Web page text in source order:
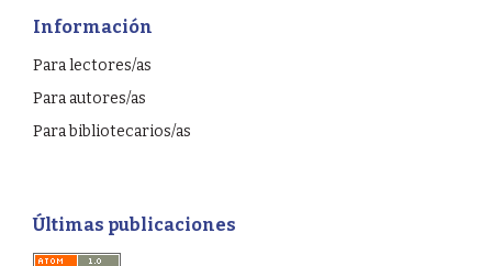
Información
Para lectores/as
Para autores/as
Para bibliotecarios/as
Últimas publicaciones